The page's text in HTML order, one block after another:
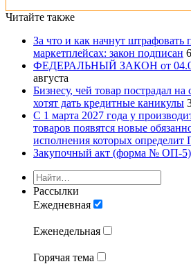
Читайте также
За что и как начнут штрафовать
маркетплейсах: закон подписан
ФЕДЕРАЛЬНЫЙ ЗАКОН от
августа
Бизнесу, чей товар пострадал на
хотят дать кредитные каникулы
С 1 марта 2027 года у
товаров появятся новые
исполнения которых определит
Закупочный акт (форма № ОП-5)
Рассылки
Ежедневная
Еженедельная
Горячая тема